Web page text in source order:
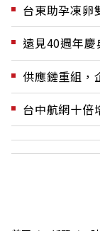
台東助孕凍卵
遠見40週年
供應鏈重組，
台中航網十倍